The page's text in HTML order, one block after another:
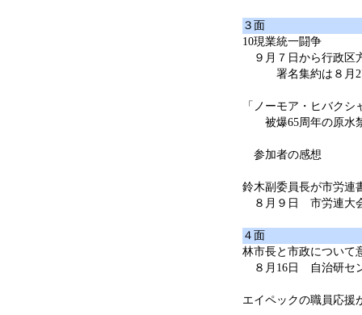
３面
10現業統一闘争
９月７日から行政区
署名集約は８月
「ノーモア・ヒバクシ
被爆65周年の原水
参加者の感想
鈴木副委員長が市労連
８月９日 市労連大
４面
林市長と市政について
８月16日 自治研セ
エイペックの職員応援